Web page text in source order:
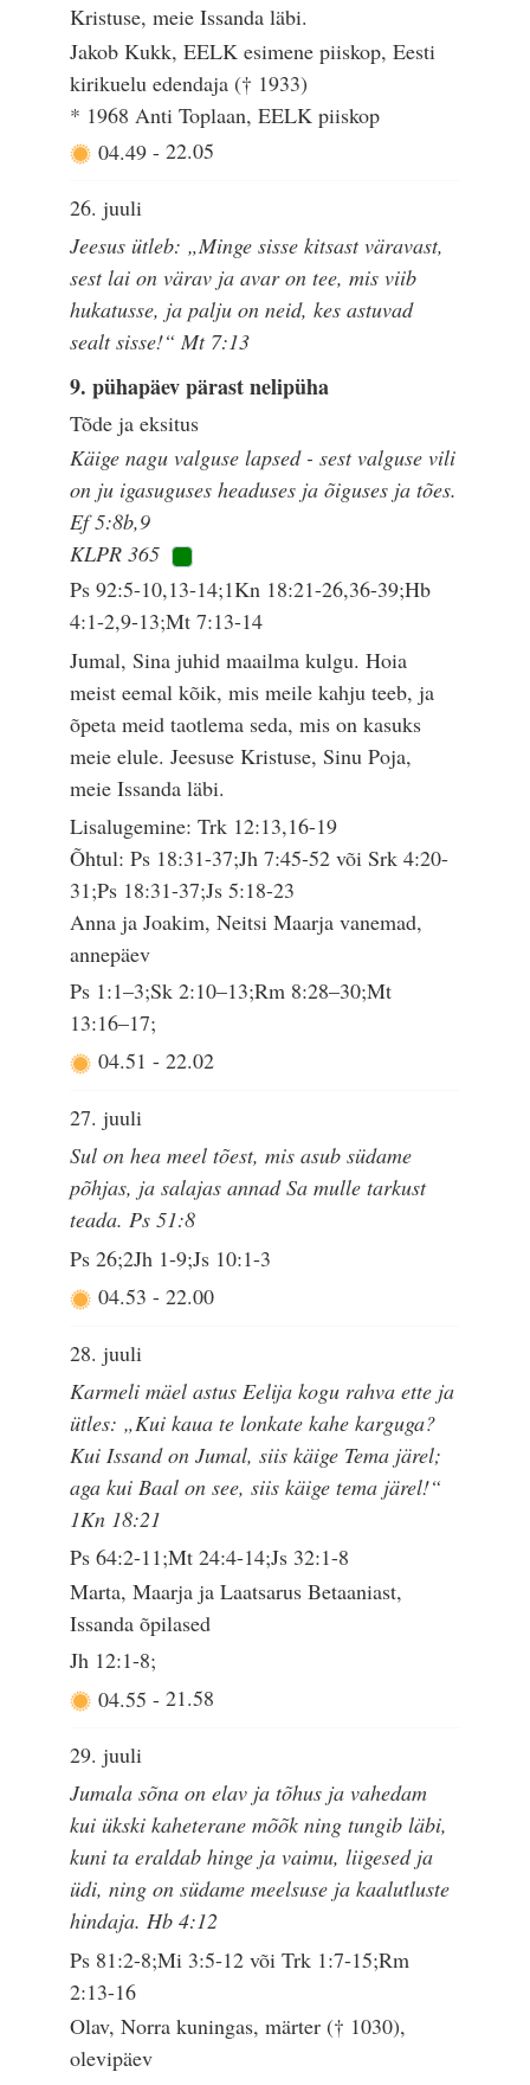
Kristuse, meie Issanda läbi.
Jakob Kukk, EELK esimene piiskop, Eesti
kirikuelu edendaja († 1933)
* 1968 Anti Toplaan, EELK piiskop
04.49 - 22.05
26. juuli
Jeesus ütleb: „Minge sisse kitsast väravast,
sest lai on värav ja avar on tee, mis viib
hukatusse, ja palju on neid, kes astuvad
sealt sisse!“ Mt 7:13
9. pühapäev pärast nelipüha
Tõde ja eksitus
Käige nagu valguse lapsed - sest valguse vili
on ju igasuguses headuses ja õiguses ja tões.
Ef 5:8b,9
KLPR 365
Ps 92:5-10,13-14;1Kn 18:21-26,36-39;Hb
4:1-2,9-13;Mt 7:13-14
Jumal, Sina juhid maailma kulgu. Hoia
meist eemal kõik, mis meile kahju teeb, ja
õpeta meid taotlema seda, mis on kasuks
meie elule. Jeesuse Kristuse, Sinu Poja,
meie Issanda läbi.
Lisalugemine: Trk 12:13,16-19
Õhtul: Ps 18:31-37;Jh 7:45-52 või Srk 4:20-
31;Ps 18:31-37;Js 5:18-23
Anna ja Joakim, Neitsi Maarja vanemad,
annepäev
Ps 1:1–3;Sk 2:10–13;Rm 8:28–30;Mt
13:16–17;
04.51 - 22.02
27. juuli
Sul on hea meel tõest, mis asub südame
põhjas, ja salajas annad Sa mulle tarkust
teada. Ps 51:8
Ps 26;2Jh 1-9;Js 10:1-3
04.53 - 22.00
28. juuli
Karmeli mäel astus Eelija kogu rahva ette ja
ütles: „Kui kaua te lonkate kahe karguga?
Kui Issand on Jumal, siis käige Tema järel;
aga kui Baal on see, siis käige tema järel!“
1Kn 18:21
Ps 64:2-11;Mt 24:4-14;Js 32:1-8
Marta, Maarja ja Laatsarus Betaaniast,
Issanda õpilased
Jh 12:1-8;
04.55 - 21.58
29. juuli
Jumala sõna on elav ja tõhus ja vahedam
kui ükski kaheterane mõõk ning tungib läbi,
kuni ta eraldab hinge ja vaimu, liigesed ja
üdi, ning on südame meelsuse ja kaalutluste
hindaja. Hb 4:12
Ps 81:2-8;Mi 3:5-12 või Trk 1:7-15;Rm
2:13-16
Olav, Norra kuningas, märter († 1030),
olevipäev